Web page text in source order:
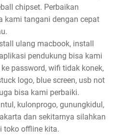
chipset. Perbaikan
kami tangani dengan cepat
ulang macbook, install
pendukung bisa kami
password, wifi tidak konek,
logo, blue screen, usb not
bisa kami perbaiki.
kulonprogo, gunungkidul,
dan sekitarnya silahkan
toko offline kita.